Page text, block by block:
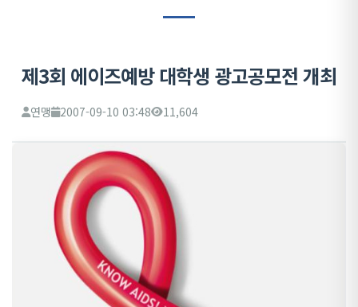
제3회 에이즈예방 대학생 광고공모전 개최
연맹 2007-09-10 03:48 11,604